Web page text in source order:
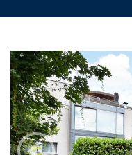
Baerz & Co
Purchased
Services